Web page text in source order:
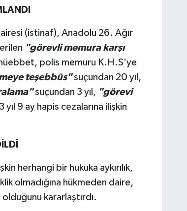
(istinaf), Anadolu 26. Ağır
"görevli memura karşı
polis memuru K.H.S'ye
teşebbüs"suçundan 20 yıl,
suçundan 3 yıl, "görevi
9 ay hapis cezalarına ilişkin
herhangi bir hukuka aykırılık,
olmadığına hükmeden daire,
kararlaştırdı.